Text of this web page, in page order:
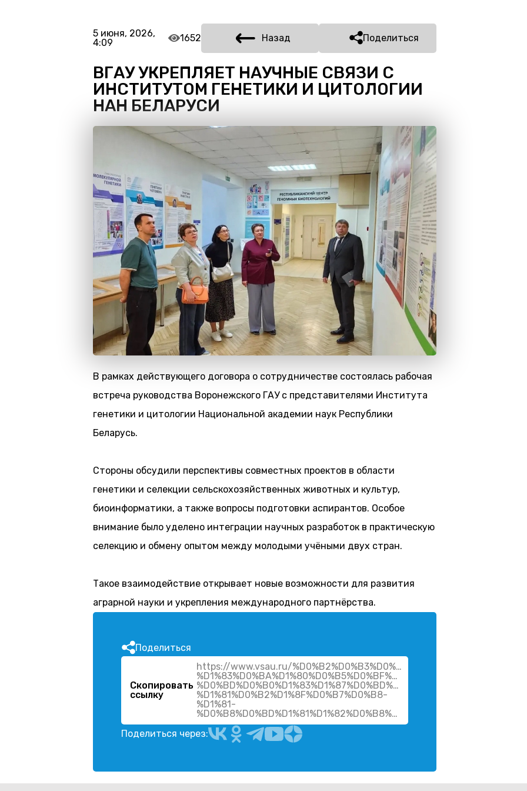
5 июня, 2026,
4:09
1652 Назад Поделиться
ВГАУ УКРЕПЛЯЕТ НАУЧНЫЕ СВЯЗИ С
ИНСТИТУТОМ ГЕНЕТИКИ И ЦИТОЛОГИИ
НАН БЕЛАРУСИ
В рамках действующего договора о сотрудничестве состоялась рабочая
встреча руководства Воронежского ГАУ с представителями Института
генетики и цитологии Национальной академии наук Республики
Беларусь.
Стороны обсудили перспективы совместных проектов в области
генетики и селекции сельскохозяйственных животных и культур,
биоинформатики, а также вопросы подготовки аспирантов. Особое
внимание было уделено интеграции научных разработок в практическую
селекцию и обмену опытом между молодыми учёными двух стран.
Такое взаимодействие открывает новые возможности для развития
аграрной науки и укрепления международного партнёрства.
Поделиться
Скопировать
ссылку
https://www.vsau.ru/%D0%B2%D0%B3%D0%B0%D1%83-
%D0%BD%D0%B0%D1%83%D1%87%D0%BD%D1%8B%D0%B5-
%D1%81%D0%B2%D1%8F%D0%B7%D0%B8-
%D1%81-
%D0%B8%D0%BD%D1%81%D1%82%D0%B8%D1%82/
Поделиться через: